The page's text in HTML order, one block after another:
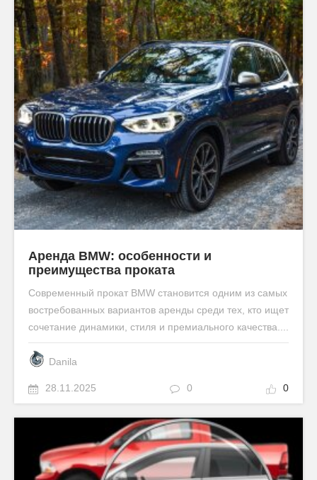
Аренда BMW: особенности и
преимущества проката
Современный прокат BMW становится одним из самых
востребованных вариантов аренды среди тех, кто ищет
сочетание динамики, стиля и премиального качества....
Danila
28.11.2025 0 0